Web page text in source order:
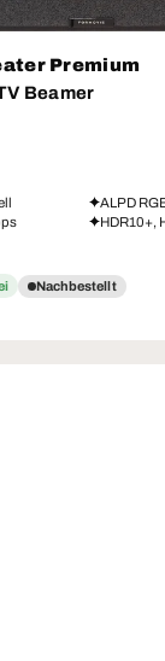
Premium
Beamer
ALPD
HDR10+,
Nachbestellt